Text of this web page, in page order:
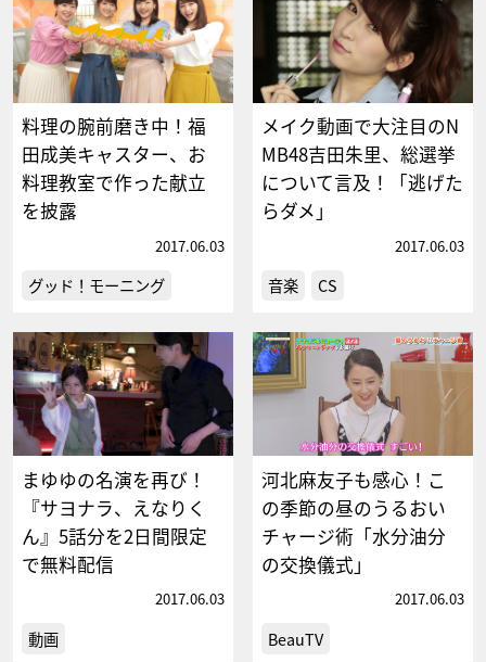
料理の腕前磨き中！福
田成美キャスター、お
料理教室で作った献立
を披露
2017.06.03
グッド！モーニング
メイク動画で大注目のN
MB48吉田朱里、総選挙
について言及！「逃げた
らダメ」
2017.06.03
音楽 CS
まゆゆの名演を再び！
『サヨナラ、えなりく
ん』5話分を2日間限定
で無料配信
2017.06.03
動画
河北麻友子も感心！こ
の季節の昼のうるおい
チャージ術「水分油分
の交換儀式」
2017.06.03
BeauTV